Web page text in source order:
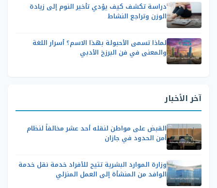
دراسة تكشف كيف يؤدي تأخير النوم إلى زيادة
الوزن وتراجع النشاط
لماذا تسمى الأحبولة بهذا الاسم؟ أسرار اللغة
والمعنى في فن البرزخ الأدبي
آخر الأخبار
القبض على مواطن لنقله أحد عشر مخالفاً لنظام
أمن الحدود في جازان
وزارة الموارد البشرية تتيح للأفراد خدمة نقل خدمة
الوافد من المنشأة إلى العمل المنزلي